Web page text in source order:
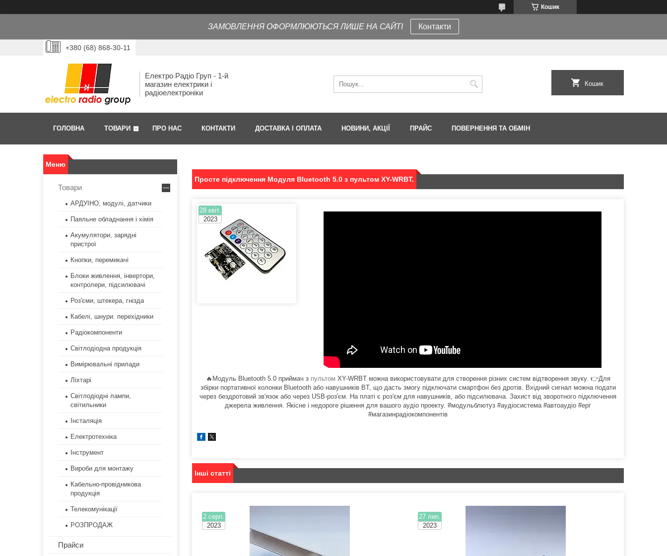
Кошик
ЗАМОВЛЕННЯ ОФОРМЛЮЮТЬСЯ ЛИШЕ НА САЙТІ Контакти
+380 (68) 868-30-11
Електро Радіо Груп - 1-й
магазин електрики і
радіоелектроніки
Кошик
ГОЛОВНА ТОВАРИ ПРО НАС КОНТАКТИ ДОСТАВКА І ОПЛАТА НОВИНИ, АКЦІЇ ПРАЙС ПОВЕРНЕННЯ ТА ОБМІН
Просте підключення Модуля Bluetooth 5.0 з пультом XY-WRBT.
28 квіт.
2023
🔥Модуль Bluetooth 5.0 приймач з пультом XY-WRBT можна використовувати для створення різних систем відтворення звуку. 👉Для
збірки портативної колонки Bluetooth або навушників BT, що дасть змогу підключати смартфон без дротів. Вхідний сигнал можна подати
через бездротовий зв'язок або через USB-роз'єм. На платі є роз'єм для навушників, або підсилювача. Захист від зворотного підключення
джерела живлення. Якісне і недороге рішення для вашого аудіо проекту. #модульблютуз #аудіосистема #автоаудіо #ерг
#магазинрадіокомпонентів
Інші статті
2 серп.
2023
27 лип.
2023
Товари
АРДУІНО, модулі, датчики
Паяльне обладнання і хімія
Акумулятори, зарядні
пристрої
Кнопки, перемикачі
Блоки живлення, інвертори,
контролери, підсилювачі
Роз'єми, штекера, гнізда
Кабелі, шнури. перехідники
Радіокомпоненти
Світлодіодна продукція
Вимірювальні прилади
Ліхтарі
Світлодіодні лампи,
світильники
Інсталяція
Електротехніка
Інструмент
Вироби для монтажу
Кабельно-провідникова
продукція
Телекомунікації
РОЗПРОДАЖ
Прайси